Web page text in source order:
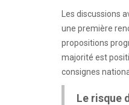
Les discussions
une première
propositions
majorité est
consignes
Le risque